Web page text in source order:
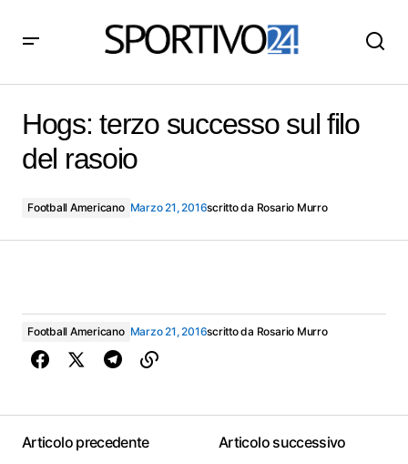
Hogs: terzo successo sul filo
del rasoio
Football Americano Marzo 21, 2016scritto da Rosario Murro
Football Americano Marzo 21, 2016scritto da Rosario Murro
Articolo precedente
Articolo successivo